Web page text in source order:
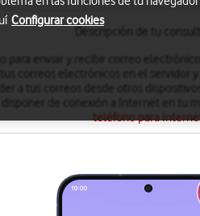
correos electrónicos en el servidor
a tus correos desde otros
de conexión a Internet en tu
teléfono para
Configurar cookies